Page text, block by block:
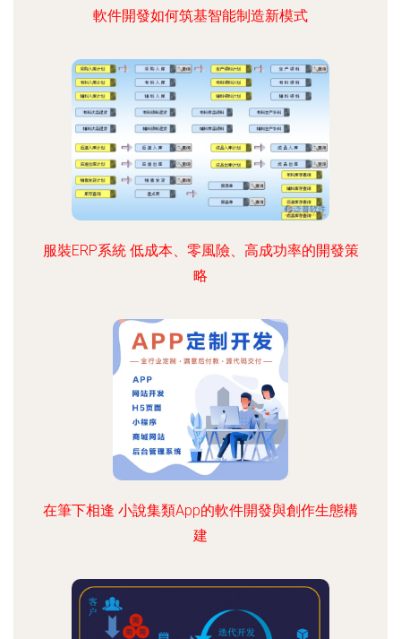
軟件開發如何筑基智能制造新模式
服裝ERP系統 低成本、零風險、高成功率的開發策
略
在筆下相逢 小說集類App的軟件開發與創作生態構
建